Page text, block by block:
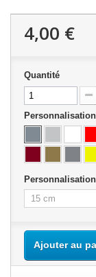
4,00 €
Quantité
Ajouter au